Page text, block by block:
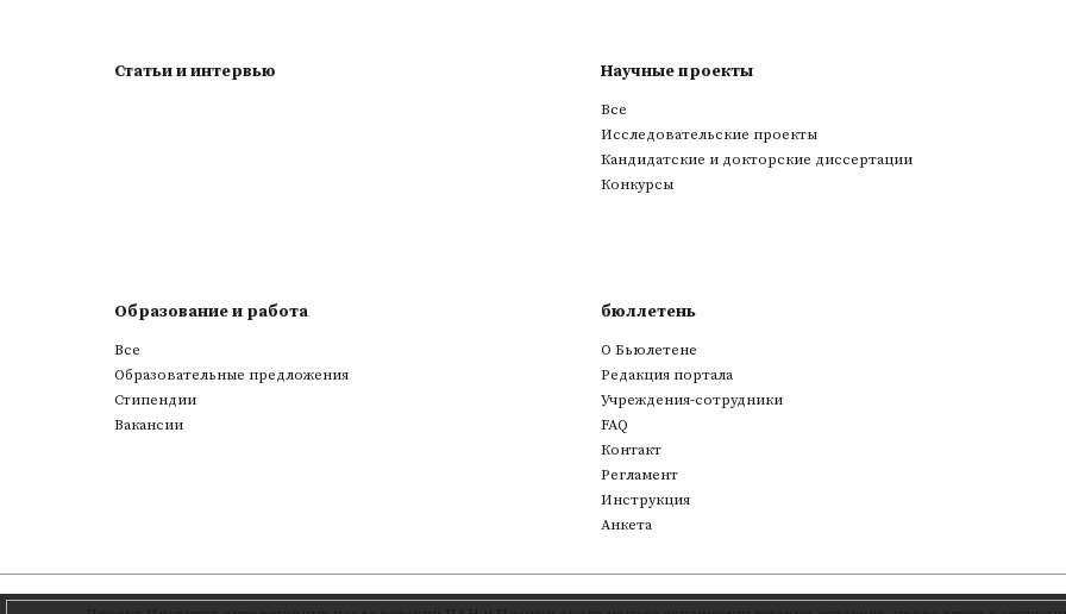
Статьи и интервью Научные проекты
Все
Исследовательские проекты
Кандидатские и докторские диссертации
Конкурсы
Образование и работа
Все
Образовательные предложения
Стипендии
Вакансии
бюллетень
О Бьюлетене
Редакция портала
Учреждения-сотрудники
FAQ
Контакт
Регламент
Инструкция
Анкета